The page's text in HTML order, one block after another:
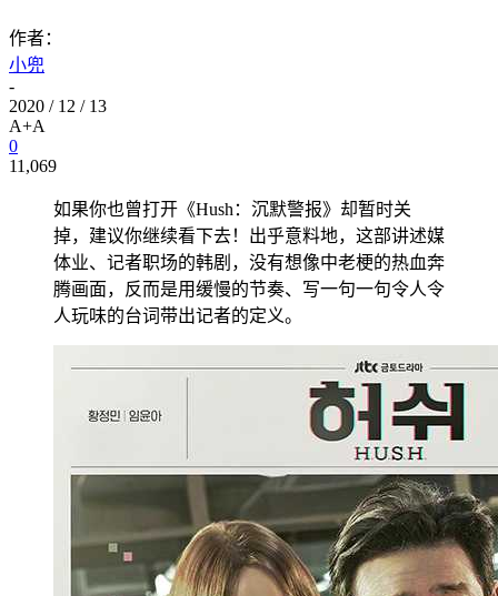
作者：
小兜
-
2020 / 12 / 13
A+A
0
11,069
如果你也曾打开《Hush：沉默警报》却暂时关
掉，建议你继续看下去！出乎意料地，这部讲述媒
体业、记者职场的韩剧，没有想像中老梗的热血奔
腾画面，反而是用缓慢的节奏、写一句一句令人令
人玩味的台词带出记者的定义。